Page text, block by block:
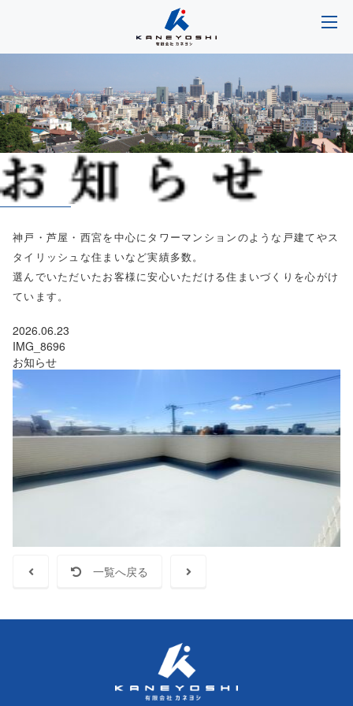
神戸・芦屋・西宮を中心にタワーマンションのような戸建てやス
タイリッシュな住まいなど実績多数。
選んでいただいたお客様に安心いただける住まいづくりを心がけ
ています。
2026.06.23
IMG_8696
お知らせ
一覧へ戻る